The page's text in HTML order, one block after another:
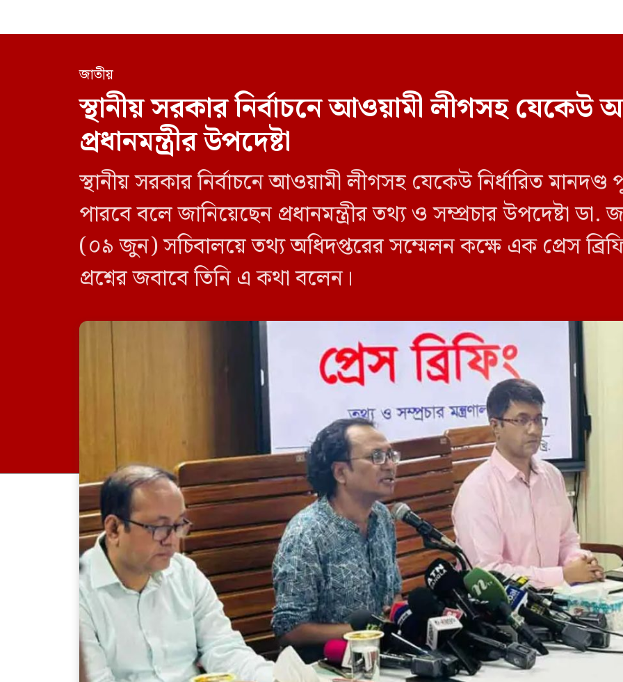
জাতীয়
স্থানীয় সরকার নির্বাচনে আওয়ামী লীগসহ যেকেউ
প্রধানমন্ত্রীর উপদেষ্টা
স্থানীয় সরকার নির্বাচনে আওয়ামী লীগসহ যেকেউ নির্ধারিত
পারবে বলে জানিয়েছেন প্রধানমন্ত্রীর তথ্য ও সম্প্রচার উপদেষ্টা
(০৯ জুন) সচিবালয়ে তথ্য অধিদপ্তরের সম্মেলন কক্ষে এক প্রেস
প্রশ্নের জবাবে তিনি এ কথা বলেন।